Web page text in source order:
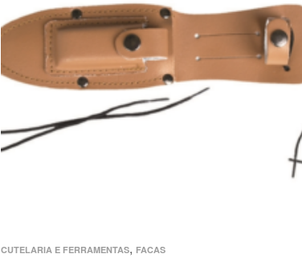
CUTELARIA E FERRAMENTAS, FACAS